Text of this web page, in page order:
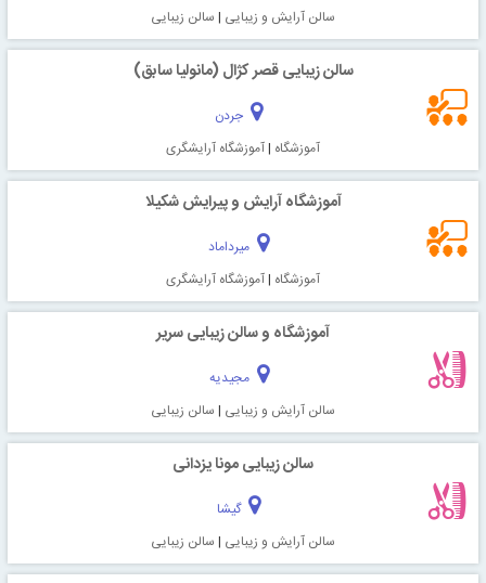
سالن آرایش و زیبایی | سالن زیبایی
سالن زیبایی قصر کژال (مانولیا سابق)
جردن
آموزشگاه |آموزشگاه آرایشگری
آموزشگاه آرایش و پیرایش شکیلا
میرداماد
آموزشگاه |آموزشگاه آرایشگری
آموزشگاه و سالن زیبایی سریر
مجیدیه
سالن آرایش و زیبایی | سالن زیبایی
سالن زیبایی مونا یزدانی
گیشا
سالن آرایش و زیبایی | سالن زیبایی